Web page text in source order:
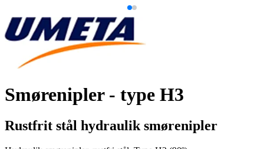
Smørenipler - type H3
Rustfrit stål hydraulik smørenipler